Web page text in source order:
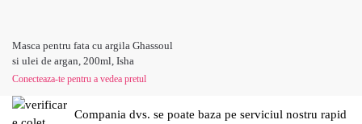
Masca pentru fata cu argila Ghassoul
si ulei de argan, 200ml, Isha
Conecteaza-te pentru a vedea pretul
Compania dvs. se poate baza pe serviciul nostru rapid